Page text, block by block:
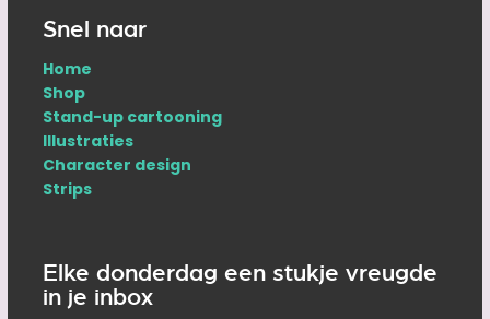
Snel naar
Home
Shop
Stand-up cartooning
Illustraties
Character design
Strips
Elke donderdag een stukje vreugde
in je inbox